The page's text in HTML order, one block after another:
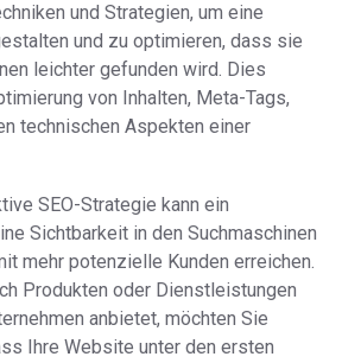
und Strategien, um eine
und zu optimieren, dass sie
leichter gefunden wird. Dies
von Inhalten, Meta-Tags,
technischen Aspekten einer
SEO-Strategie kann ein
Sichtbarkeit in den Suchmaschinen
mehr potenzielle Kunden erreichen.
Produkten oder Dienstleistungen
anbietet, möchten Sie
Ihre Website unter den ersten